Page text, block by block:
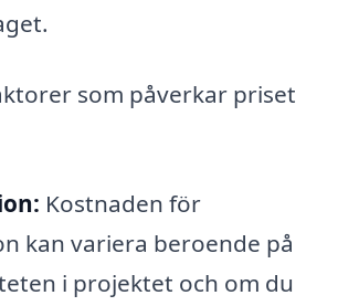
som påverkar priset
Kostnaden för
kan variera beroende på
i projektet och om du